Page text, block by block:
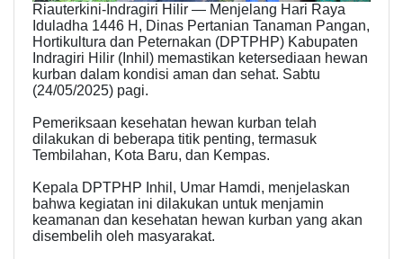
Riauterkini-Indragiri Hilir — Menjelang Hari Raya
Iduladha 1446 H, Dinas Pertanian Tanaman Pangan,
Hortikultura dan Peternakan (DPTPHP) Kabupaten
Indragiri Hilir (Inhil) memastikan ketersediaan hewan
kurban dalam kondisi aman dan sehat. Sabtu
(24/05/2025) pagi.
Pemeriksaan kesehatan hewan kurban telah
dilakukan di beberapa titik penting, termasuk
Tembilahan, Kota Baru, dan Kempas.
Kepala DPTPHP Inhil, Umar Hamdi, menjelaskan
bahwa kegiatan ini dilakukan untuk menjamin
keamanan dan kesehatan hewan kurban yang akan
disembelih oleh masyarakat.